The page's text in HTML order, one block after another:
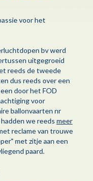
voor het
bv werd
uitgegroeid
reeds de tweede
dus reeds over een
door het FOD
voor
ballonvaarten nr
we reeds meer
reclame van trouwe
met zitje aan een
paard.